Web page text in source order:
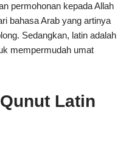
permohonan kepada Allah
bahasa Arab yang artinya
Sedangkan, latin adalah
mempermudah umat
Latin